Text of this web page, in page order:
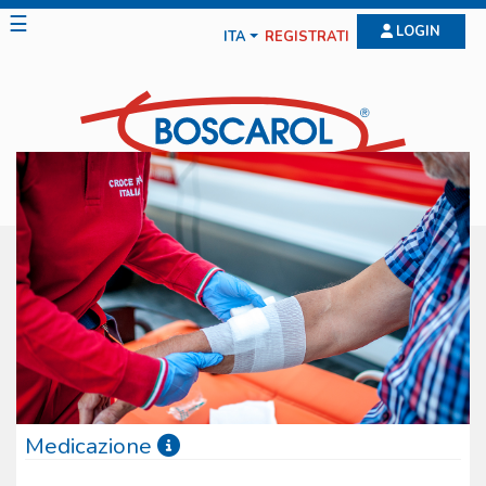
☰ ITA REGISTRATI LOGIN
Medicazione